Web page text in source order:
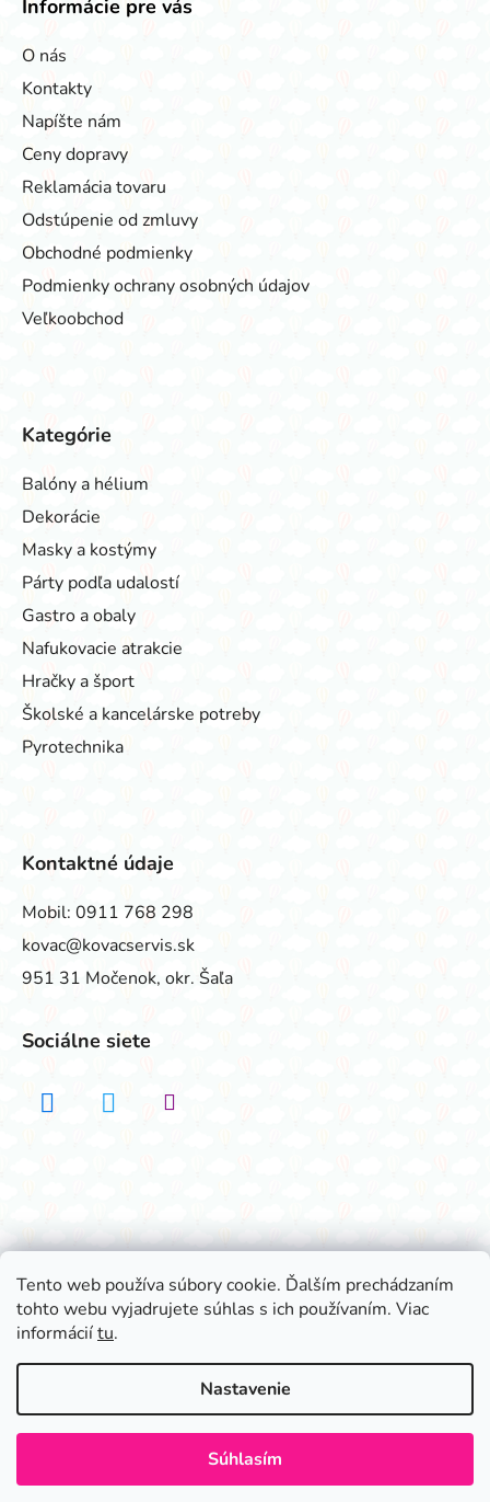
Tento web používa súbory cookie. Ďalším prechádzaním
tohto webu vyjadrujete súhlas s ich používaním. Viac
informáciítu.
Nastavenie
Súhlasím
Informácie pre vás
O nás
Kontakty
Napíšte nám
Ceny dopravy
Reklamácia tovaru
Odstúpenie od zmluvy
Obchodné podmienky
Podmienky ochrany osobných údajov
Veľkoobchod
Kategórie
Balóny a hélium
Dekorácie
Masky a kostýmy
Párty podľa udalostí
Gastro a obaly
Nafukovacie atrakcie
Hračky a šport
Školské a kancelárske potreby
Pyrotechnika
Kontaktné údaje
Mobil: 0911 768 298
kovac@kovacservis.sk
951 31 Močenok, okr. Šaľa
Sociálne siete
vyhradené.